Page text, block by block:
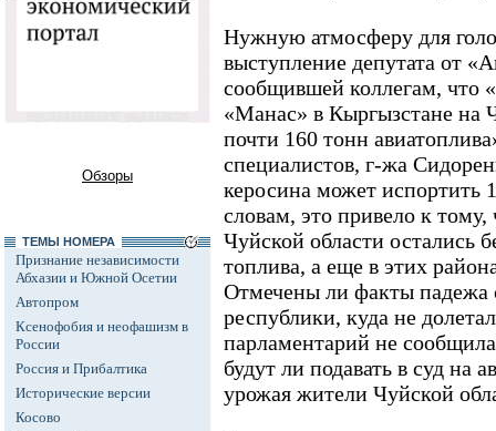
Обзоры
ТЕМЫ НОМЕРА
Признание независимости
Абхазии и Южной Осетии
Автопром
Ксенофобия и неофашизм в
России
Россия и Прибалтика
Исторические версии
Косово
Нужную атмосферу для
выступление депутата от
сообщившей коллегам, что
«Манас» в Кыргызстане на
почти 160 тонн
специалистов, г-жа
керосина может испортить
словам, это привело к
Чуйской области остались
топлива, а еще в этих
Отмечены ли факты падежа
республики, куда не
парламентарий не
будут ли подавать в суд на
урожая жители Чуйской